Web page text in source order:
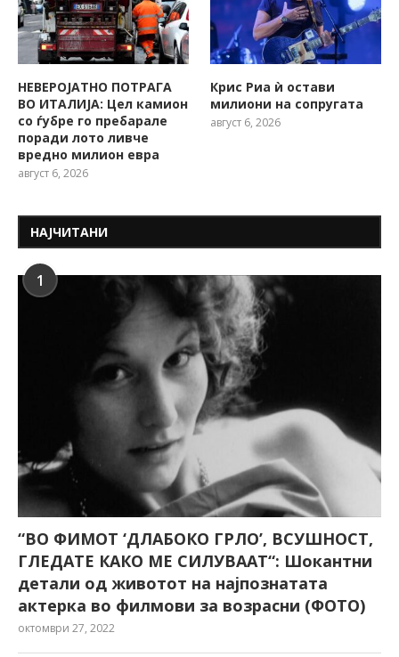
НЕВЕРОЈАТНО ПОТРАГА
ВО ИТАЛИЈА: Цел камион
со ѓубре го пребарале
поради лото ливче
вредно милион евра
август 6, 2026
Крис Риа ѝ остави
милиони на сопругата
август 6, 2026
НАЈЧИТАНИ
1
“ВО ФИМОТ ‘ДЛАБОКО ГРЛО’, ВСУШНОСТ,
ГЛЕДАТЕ КАКО МЕ СИЛУВААТ“: Шокантни
детали од животот на најпознатата
актерка во филмови за возрасни (ФОТО)
октомври 27, 2022